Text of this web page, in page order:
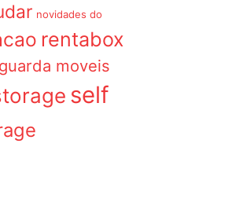
novidades do
rentabox
moveis
self